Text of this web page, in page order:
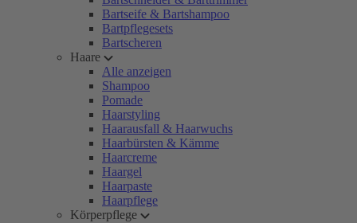
Bartseife & Bartshampoo
Bartpflegesets
Bartscheren
Haare
Alle anzeigen
Shampoo
Pomade
Haarstyling
Haarausfall & Haarwuchs
Haarbürsten & Kämme
Haarcreme
Haargel
Haarpaste
Haarpflege
Körperpflege